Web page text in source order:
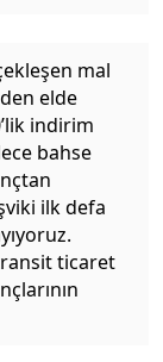
mal
elde
indirim
bahse
ilk defa
ticaret